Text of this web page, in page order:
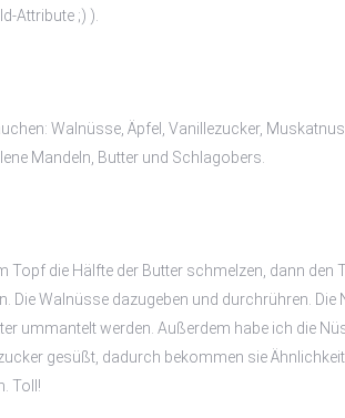
Attribute ;) ).
Walnüsse, Äpfel, Vanillezucker,
Mandeln, Butter und Schlagobers.
Topf die Hälfte der Butter schmelzen, dann den
Die Walnüsse dazugeben und durchrühren. Die
ummantelt werden. Außerdem habe ich die
gesüßt, dadurch bekommen sie
Toll!